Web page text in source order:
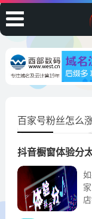
百家号粉丝怎么
抖音橱窗体验分